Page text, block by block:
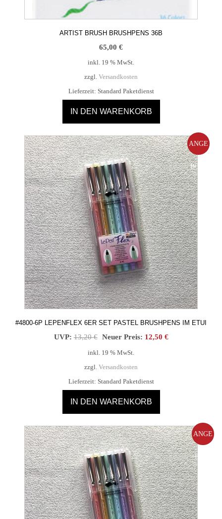
ARTIST BRUSH BRUSHPENS 36B
65,00 €
inkl. 19 % MwSt.
zzgl. Versandkosten
Lieferzeit: Standard Paketdienst
IN DEN WARENKORB
ANGE
BOT!
#4800-6P LEPENFLEX 6ER SET PASTEL BRUSHPENS IM ETUI
UVP: 13,20€ Ursprünglicher
13,20 €
Neuer Preis: 12,50 €Aktueller
inkl. 19 % MwSt.
zzgl. Versandkosten
Lieferzeit: Standard Paketdienst
IN DEN WARENKORB
ANGE
BOT!